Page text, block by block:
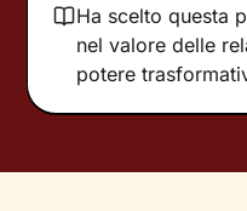
Ha scelto questa
nel valore delle
potere